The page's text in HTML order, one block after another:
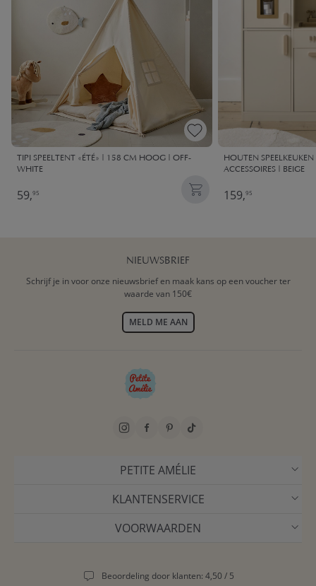
TIPI SPEELTENT «ÉTÉ» | 158 CM HOOG | OFF-
WHITE
59,95
HOUTEN
ACCESSOIRES | BEIGE
159,95
NIEUWSBRIEF
Schrijf je in voor onze nieuwsbrief en maak kans op een voucher ter
waarde van 150€
MELD ME AAN
PETITE AMÉLIE
KLANTENSERVICE
VOORWAARDEN
Beoordeling door klanten: 4,50 / 5